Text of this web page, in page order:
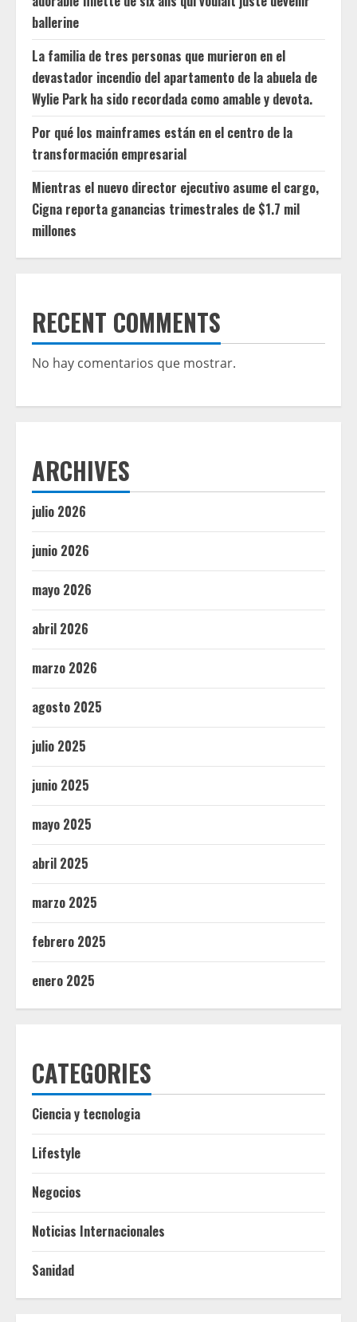
ballerine
La familia de tres personas que murieron en el
devastador incendio del apartamento de la abuela de
Wylie Park ha sido recordada como amable y devota.
Por qué los mainframes están en el centro de la
transformación empresarial
Mientras el nuevo director ejecutivo asume el cargo,
Cigna reporta ganancias trimestrales de $1.7 mil
millones
RECENT COMMENTS
No hay comentarios que mostrar.
ARCHIVES
julio 2026
junio 2026
mayo 2026
abril 2026
marzo 2026
agosto 2025
julio 2025
junio 2025
mayo 2025
abril 2025
marzo 2025
febrero 2025
enero 2025
CATEGORIES
Ciencia y tecnologia
Lifestyle
Negocios
Noticias Internacionales
Sanidad